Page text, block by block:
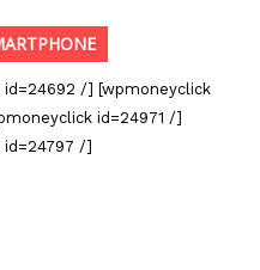
id=24692 /] [wpmoneyclick
id=24971 /]
id=24797 /]